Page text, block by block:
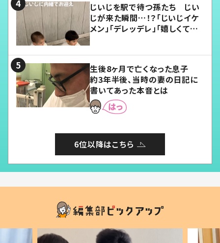
じいじを駅で待つ孫たち じい
じが来た瞬間…！？「じいじイケ
メン」「デレッデレ」「嬉しくて可
生後8ヶ月で亡くなった息子
約3年半後、当時の妻の日記に
書いてあった本音とは
6位以降はこちら